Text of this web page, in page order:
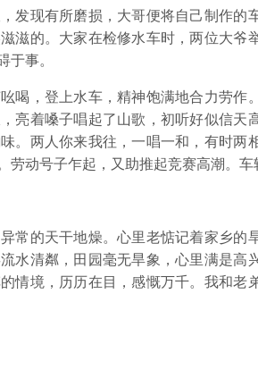
现有所磨损，大哥便将自己制作的
滋的。大家在检修水车时，两位大爷
事。
，登上水车，精神饱满地合力劳作
亮着嗓子唱起了山歌，初听好似信天
。两人你来我往，一唱一和，有时两
动号子乍起，又助推起竞赛高潮。车
的天干地燥。心里老惦记着家乡的
水清粼，田园毫无旱象，心里满是高
情境，历历在目，感慨万千。我和老